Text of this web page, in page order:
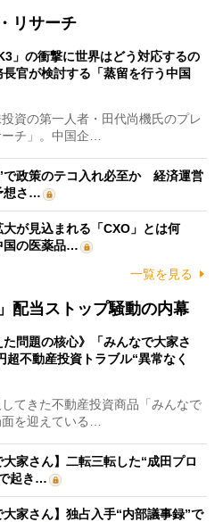
リサーチ
」の衝撃に世界はどう対応するの
官が検討する「蒸留を行う中国
資の第一人者・田代尚機氏のプレ
チ」。中国企…
で政策のテコ入れ必至か 経済運営
想さ…
が見込まれる「CXO」とは何
の医薬品…
一覧を見る
配当ストップ騒動の内幕
た問題の核心》「みんなで大家さ
超不動産投資トラブル“異常なく
てきた不動産投資商品「みんなで
を迎えている…
大家さん】二転三転した“成田プロ
起き…
大家さん】独占入手“内部議事録”で